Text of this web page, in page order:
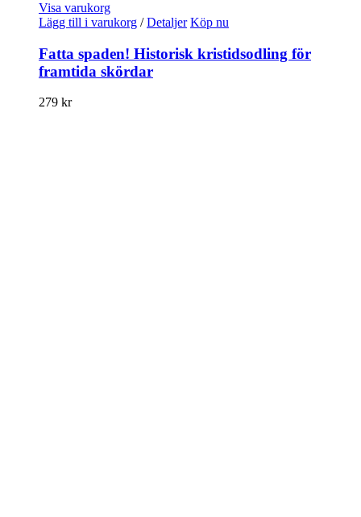
Visa varukorg
Lägg till i varukorg / Detaljer Köp nu
Fatta spaden! Historisk kristidsodling för
framtida skördar
279 kr